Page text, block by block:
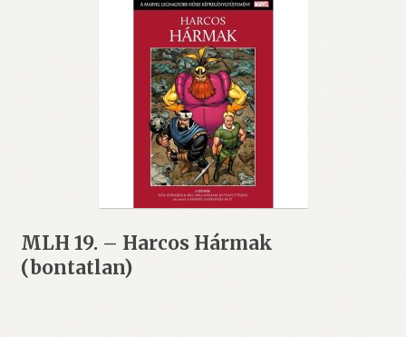
MLH 19. – Harcos Hármak
(bontatlan)